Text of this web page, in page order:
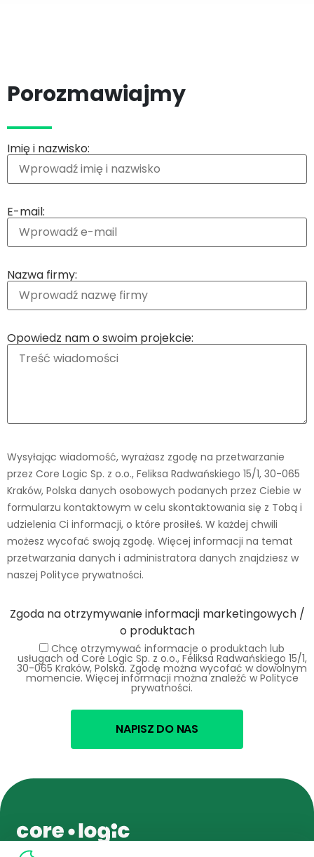
Porozmawiajmy
Imię i nazwisko:
E-mail:
Nazwa firmy:
Opowiedz nam o swoim projekcie:
Wysyłając wiadomość, wyrażasz zgodę na przetwarzanie
przez Core Logic Sp. z o.o., Feliksa Radwańskiego 15/1, 30-065
Kraków, Polska danych osobowych podanych przez Ciebie w
formularzu kontaktowym w celu skontaktowania się z Tobą i
udzielenia Ci informacji, o które prosiłeś. W każdej chwili
możesz wycofać swoją zgodę. Więcej informacji na temat
przetwarzania danych i administratora danych znajdziesz w
naszej Polityce prywatności.
Zgoda na otrzymywanie informacji marketingowych /
o produktach
Chcę otrzymywać informacje o produktach lub
usługach od Core Logic Sp. z o.o., Feliksa Radwańskiego 15/1,
30-065 Kraków, Polska. Zgodę można wycofać w dowolnym
momencie. Więcej informacji można znaleźć w Polityce
prywatności.